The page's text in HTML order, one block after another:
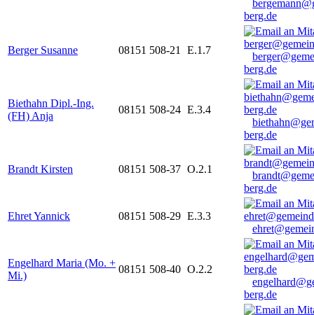
berg.de
Berger Susanne 08151 508-21 E.1.7
berg.de
Biethahn Dipl.-Ing.
(FH) Anja
08151 508-24 E.3.4
berg.de
Brandt Kirsten 08151 508-37 O.2.1
berg.de
Ehret Yannick 08151 508-29 E.3.3
Engelhard Maria (Mo. +
Mi.)
08151 508-40 O.2.2
berg.de